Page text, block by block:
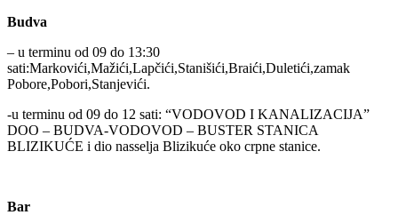
Budva
– u terminu od 09 do 13:30
sati:Markovići,Mažići,Lapčići,Stanišići,Braići,Duletići,zamak
Pobore,Pobori,Stanjevići.
-u terminu od 09 do 12 sati: “VODOVOD I KANALIZACIJA”
DOO – BUDVA-VODOVOD – BUSTER STANICA
BLIZIKUĆE i dio nasselja Blizikuće oko crpne stanice.
Bar